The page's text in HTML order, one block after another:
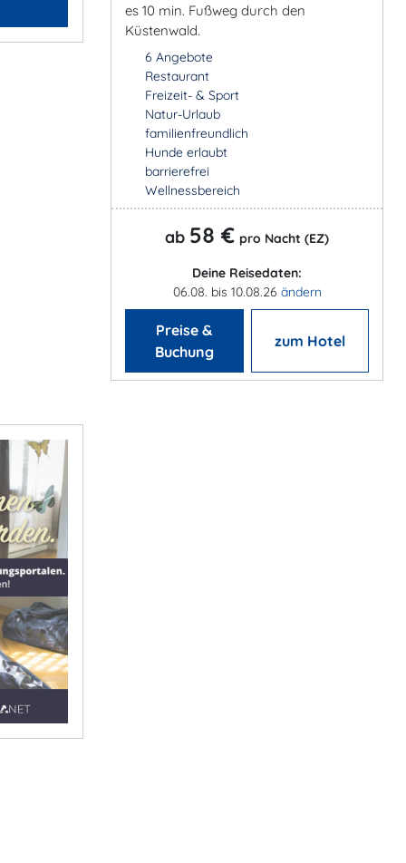
es 10 min. Fußweg durch den
Küstenwald.
6 Angebote
Restaurant
Freizeit- & Sport
Natur-Urlaub
familienfreundlich
Hunde erlaubt
barrierefrei
Wellnessbereich
ab 58 € pro Nacht (EZ)
Deine Reisedaten:
06.08. bis 10.08.26 ändern
Preise &
Buchung
zum Hotel